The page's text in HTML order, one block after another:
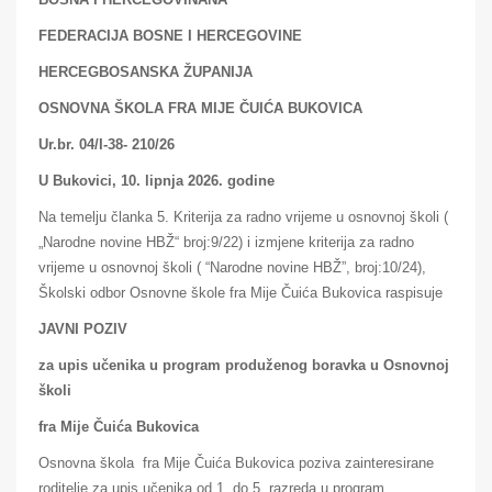
FEDERACIJA BOSNE I HERCEGOVINE
HERCEGBOSANSKA ŽUPANIJA
OSNOVNA ŠKOLA FRA MIJE ČUIĆA BUKOVICA
Ur.br. 04/I-38- 210/26
U Bukovici, 10. lipnja 2026. godine
Na temelju članka 5. Kriterija za radno vrijeme u osnovnoj školi (
„Narodne novine HBŽ“ broj:9/22) i izmjene kriterija za radno
vrijeme u osnovnoj školi ( “Narodne novine HBŽ”, broj:10/24),
Školski odbor Osnovne škole fra Mije Čuića Bukovica raspisuje
JAVNI POZIV
za upis učenika u program produženog boravka u Osnovnoj
školi
fra Mije Čuića Bukovica
Osnovna škola fra Mije Čuića Bukovica poziva zainteresirane
roditelje za upis učenika od 1. do 5. razreda u program